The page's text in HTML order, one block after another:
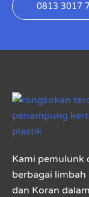
0813 3017
Kami pemulunk
berbagai limbah
dan Koran